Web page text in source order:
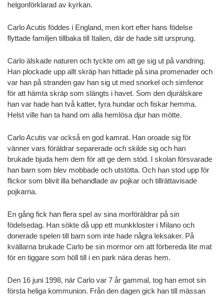
helgonförklarad av kyrkan.
Carlo Acutis föddes i England, men kort efter hans födelse
flyttade familjen tillbaka till Italien, där de hade sitt ursprung.
Carlo älskade naturen och tyckte om att ge sig ut på vandring.
Han plockade upp allt skräp han hittade på sina promenader och
var han på stranden gav han sig ut med snorkel och simfenor
för att hämta skräp som slängts i havet. Som den djurälskare
han var hade han två katter, fyra hundar och fiskar hemma.
Helst ville han ta hand om alla hemlösa djur han mötte.
Carlo Acutis var också en god kamrat. Han oroade sig för
vänner vars föräldrar separerade och skilde sig och han
brukade bjuda hem dem för att ge dem stöd. I skolan försvarade
han barn som blev mobbade och utstötta. Och han stod upp för
flickor som blivit illa behandlade av pojkar och tillrättavisade
pojkarna.
En gång fick han flera spel av sina morföräldrar på sin
födelsedag. Han sökte då upp ett munkkloster i Milano och
donerade spelen till barn som inte hade några leksaker. På
kvällarna brukade Carlo be sin mormor om att förbereda lite mat
för en tiggare som höll till i en park nära deras hem.
Den 16 juni 1998, när Carlo var 7 år gammal, tog han emot sin
första heliga kommunion. Från den dagen gick han till mässan